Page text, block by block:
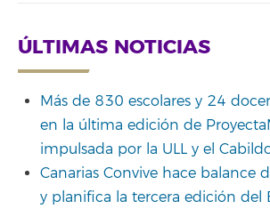
ÚLTIMAS NOTICIAS
Más de 830 escolares y 24
en la última edición de
impulsada por la ULL y el
Canarias Convive hace balance
y planifica la tercera edición del